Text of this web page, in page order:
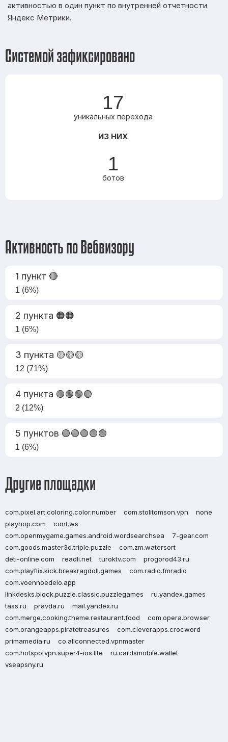
активностью в один пункт по внутренней отчетности
Яндекс Метрики.
Системой зафиксировано
17
уникальных перехода
ИЗ НИХ
1
ботов
Активность по Вебвизору
1 пункт 🔴
1 (6%)
2 пункта 🟠🟠
1 (6%)
3 пункта 🟡🟡🟡
12 (71%)
4 пункта 🟢🟢🟢🟢
2 (12%)
5 пунктов 🟢🟢🟢🟢🟢
1 (6%)
Другие площадки
com.pixel.art.coloring.color.number com.stolitomson.vpn
none
playhop.com
cont.ws
com.openmygame.games.android.wordsearchsea
7-gear.com
com.goods.master3d.triple.puzzle
com.zm.watersort
deti-online.com
readli.net turoktv.com
progorod43.ru
com.playflix.kick.breakragdoll.games
com.radio.fmradio
com.voennoedelo.app
linkdesks.block.puzzle.classic.puzzlegames
ru.yandex.games
tass.ru
pravda.ru
mail.yandex.ru
com.merge.cooking.theme.restaurant.food
com.opera.browser
com.orangeapps.piratetreasures
com.cleverapps.crocword
primamedia.ru
co.allconnected.vpnmaster
com.hotspotvpn.super4-ios.lite
ru.cardsmobile.wallet
vseapsny.ru